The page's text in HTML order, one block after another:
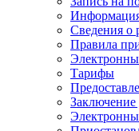
Сведения о
Правила
Тарифы
Заключение